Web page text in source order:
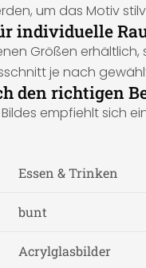
um das Motiv
individuelle
Größen
je nach
den richtigen
empfiehlt sich
Essen & Trinken
bunt
Acrylglasbilder